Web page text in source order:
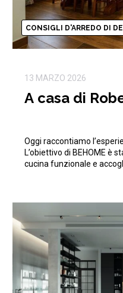
CONSIGLI D'ARREDO DI
13 MARZO 2026
A casa di
Oggi raccontiamo
L’obiettivo di BEHOME è
cucina funzionale e